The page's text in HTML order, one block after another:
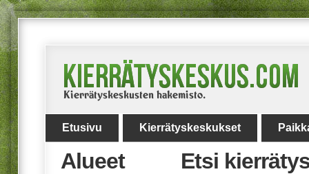
Etusivu Kierrätyskeskukset
Etsi
Alueet